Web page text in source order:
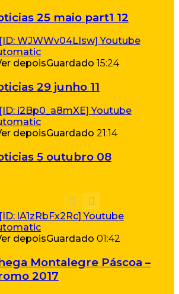
25 maio part1 12
depoisGuardado 15:24
29 junho 11
depoisGuardado 21:14
5 outubro 08
depoisGuardado 01:42
Montalegre Páscoa –
2017